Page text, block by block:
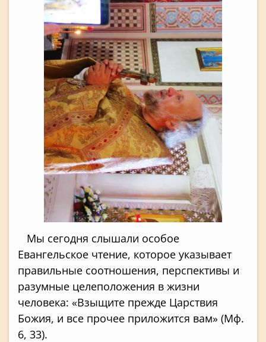
Мы сегодня слышали особое
Евангельское чтение, которое указывает
правильные соотношения, перспективы и
разумные целеположения в жизни
человека: «Взыщите прежде Царствия
Божия, и все прочее приложится вам» (Мф.
6, 33).